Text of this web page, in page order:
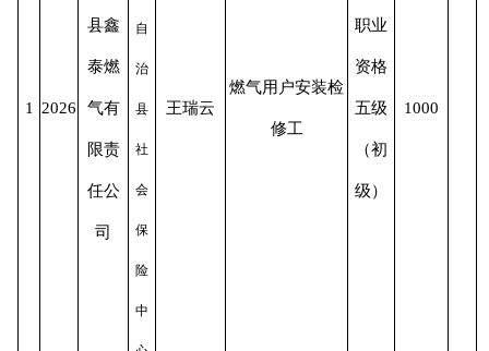
1 2026
县鑫
泰燃
气有
限责
任公
司
自
治
县
社
会
保
险
中
王瑞云
燃气用户安装检
修工
职业
资格
五级
（初
级）
1000